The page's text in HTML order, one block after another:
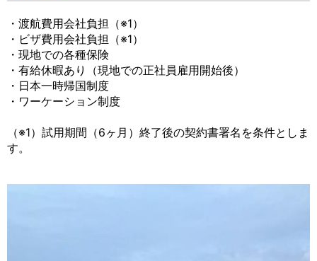
・渡航費用会社負担（※1）
・ビザ費用会社負担（※1）
・現地での各種保険
・有給休暇あり（現地での正社員雇用開始後）
・日本一時帰国制度
・ワーケーション制度
（※1）試用期間（6ヶ月）終了後の契約書署名を条件としま
す。